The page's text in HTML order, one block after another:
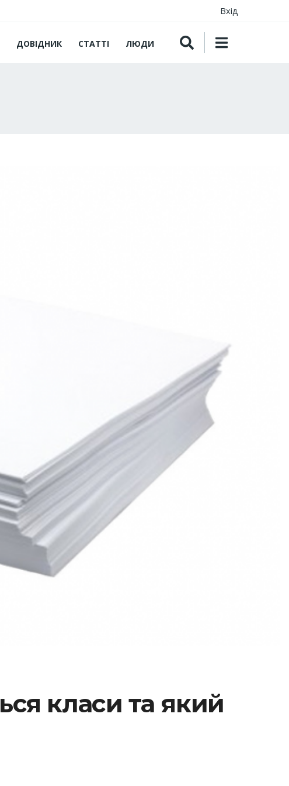
Вхід
ДОВІДНИК СТАТТІ ЛЮДИ
класи та який